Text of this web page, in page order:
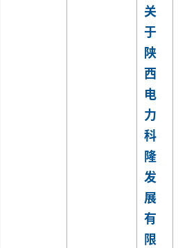
关
于
陕
西
电
力
科
隆
发
展
有
限